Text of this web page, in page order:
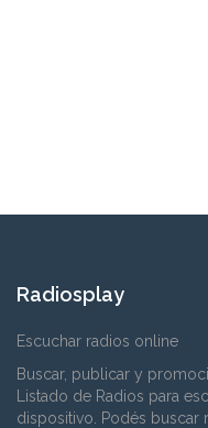
Radiosplay
Escuchar radios online
Buscar, publicar y
Listado de Radios para
dispositivo. Podés buscar